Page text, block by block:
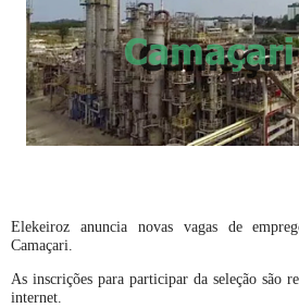
Elekeiroz anuncia novas vagas de
Camaçari.
As inscrições para participar da seleção são
internet.